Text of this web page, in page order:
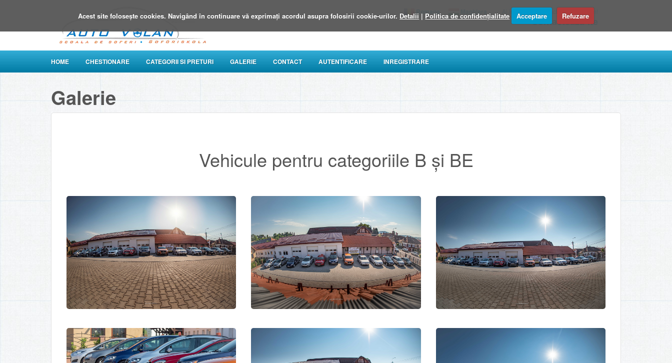
Acest site foloseşte cookies. Navigând în continuare vă exprimați acordul asupra folosirii cookie-urilor. Detalii | Politica de confidențialitate Acceptare Refuzare
Ai intrebari? Contacteaza-ne acum!
Contacteaza-ne
Romana Maghiara
HOME CHESTIONARE CATEGORII SI PRETURI GALERIE CONTACT AUTENTIFICARE INREGISTRARE
Galerie
Vehicule pentru categoriile B și BE